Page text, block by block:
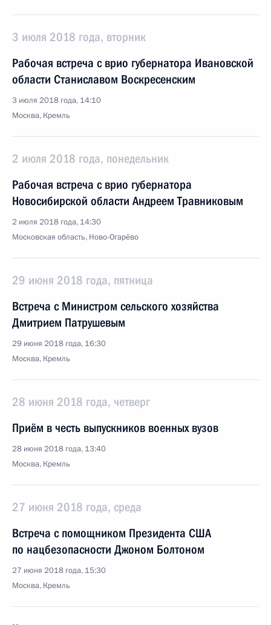
3 июля 2018 года, вторник
Рабочая встреча с врио губернатора Ивановской
области Станиславом Воскресенским
3 июля 2018 года, 14:10
Москва, Кремль
2 июля 2018 года, понедельник
Рабочая встреча с врио губернатора
Новосибирской области Андреем Травниковым
2 июля 2018 года, 14:30
Московская область, Ново-Огарёво
29 июня 2018 года, пятница
Встреча с Министром сельского хозяйства
Дмитрием Патрушевым
29 июня 2018 года, 16:30
Москва, Кремль
28 июня 2018 года, четверг
Приём в честь выпускников военных вузов
28 июня 2018 года, 13:40
Москва, Кремль
27 июня 2018 года, среда
Встреча с помощником Президента США
по нацбезопасности Джоном Болтоном
27 июня 2018 года, 15:30
Москва, Кремль